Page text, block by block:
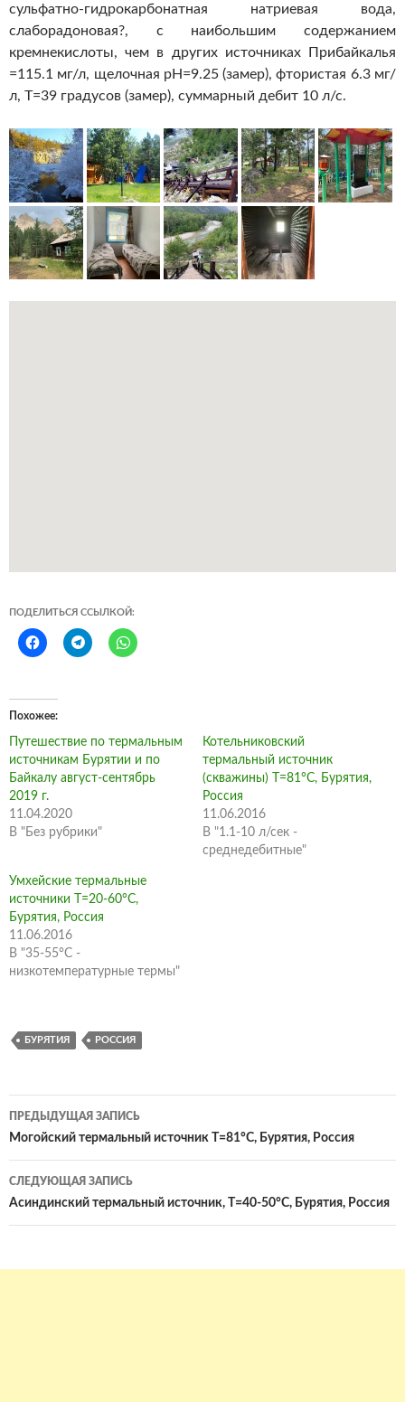
сульфатно-гидрокарбонатная натриевая вода,
слаборадоновая?, с наибольшим содержанием
кремнекислоты, чем в других источниках Прибайкалья
=115.1 мг/л, щелочная pH=9.25 (замер), фтористая 6.3 мг/
л, Т=39 градусов (замер), суммарный дебит 10 л/с.
ПОДЕЛИТЬСЯ ССЫЛКОЙ:
Похожее
Путешествие по термальным
источникам Бурятии и по
Байкалу август-сентябрь
2019 г.
11.04.2020
В "Без рубрики"
Котельниковский
термальный источник
(скважины) Т=81°С, Бурятия,
Россия
11.06.2016
В "1.1-10 л/сек -
среднедебитные"
Умхейские термальные
источники Т=20-60°С,
Бурятия, Россия
11.06.2016
В "35-55°C -
низкотемпературные термы"
БУРЯТИЯ РОССИЯ
Навигация
по
записям
ПРЕДЫДУЩАЯ ЗАПИСЬ
Могойский термальный источник Т=81°С, Бурятия, Россия
СЛЕДУЮЩАЯ ЗАПИСЬ
Асиндинский термальный источник, Т=40-50°С, Бурятия, Россия